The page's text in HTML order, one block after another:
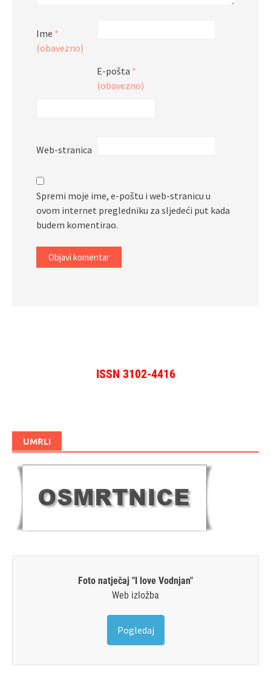
Ime *
(obavezno)
E-pošta *
(obavezno)
Web-stranica
Spremi moje ime, e-poštu i web-stranicu u
ovom internet pregledniku za sljedeći put kada
budem komentirao.
ISSN 3102-4416
UMRLI
Foto natječaj "I love Vodnjan"
Web izložba
Pogledaj